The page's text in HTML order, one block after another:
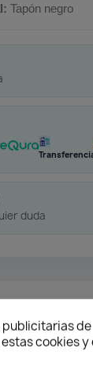
Tapón negro
duda
publicitarias de
cookies y